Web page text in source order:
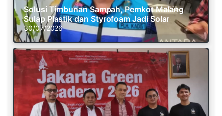
Solusi Timbunan Sampah, Pemkot Malang
Sulap Plastik dan Styrofoam Jadi Solar
30/07/2026